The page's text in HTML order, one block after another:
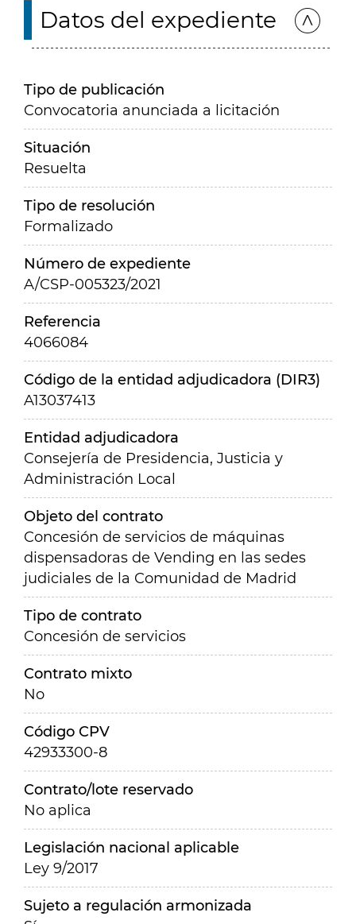
Datos del expediente
Tipo de publicación
Convocatoria anunciada a licitación
Situación
Resuelta
Tipo de resolución
Formalizado
Número de expediente
A/CSP-005323/2021
Referencia
4066084
Código de la entidad adjudicadora (DIR3)
A13037413
Entidad adjudicadora
Consejería de Presidencia, Justicia y
Administración Local
Objeto del contrato
Concesión de servicios de máquinas
dispensadoras de Vending en las sedes
judiciales de la Comunidad de Madrid
Tipo de contrato
Concesión de servicios
Contrato mixto
No
Código CPV
42933300-8
Contrato/lote reservado
No aplica
Legislación nacional aplicable
Ley 9/2017
Sujeto a regulación armonizada